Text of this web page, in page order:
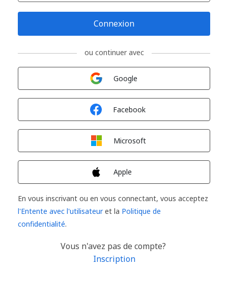
Connexion
ou continuer avec
Google
Facebook
Microsoft
Apple
En vous inscrivant ou en vous connectant, vous acceptez
l'Entente avec l'utilisateuret la Politique de
confidentialité.
Vous n'avez pas de compte?
Inscription